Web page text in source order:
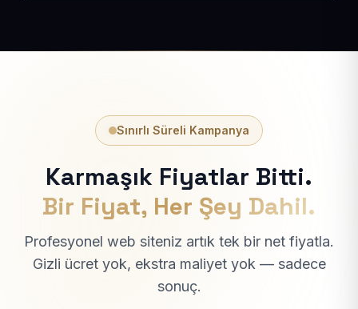
Sınırlı Süreli Kampanya
Karmaşık Fiyatlar Bitti.
Bir Fiyat, Her Şey Dahil.
Profesyonel web siteniz artık tek bir net fiyatla.
Gizli ücret yok, ekstra maliyet yok — sadece
sonuç.